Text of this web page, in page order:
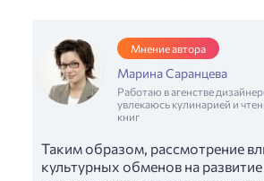
Мнение автора
Марина Саранцева
Работаю в агенстве
увлекаюсь кулинарией и
книг
Таким образом, рассмотрение
культурных обменов на